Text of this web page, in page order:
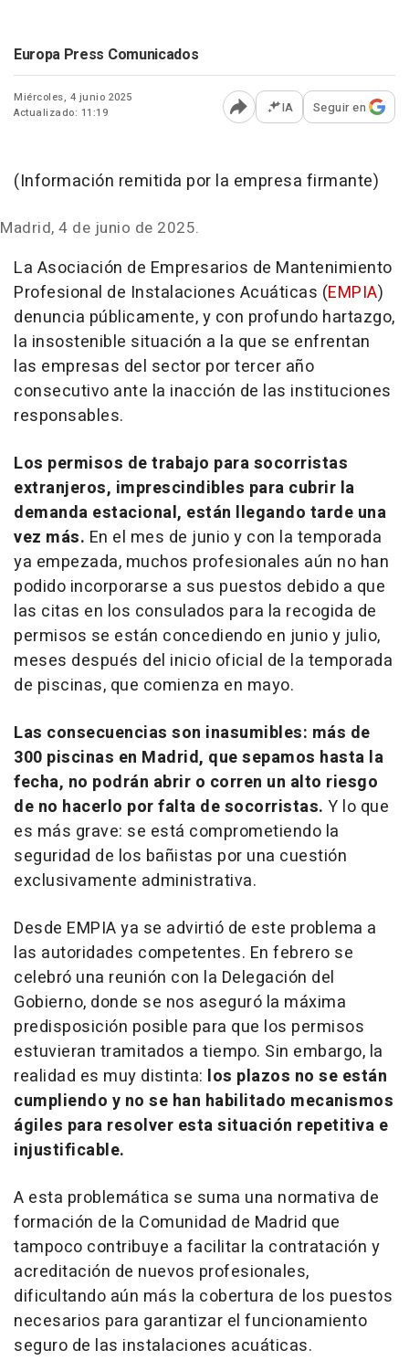
Europa Press Comunicados
Miércoles, 4 junio 2025
Actualizado: 11:19
Abrir opciones para
IA Seguir en
(Información remitida por la empresa firmante)
Madrid, 4 de junio de 2025.
La Asociación de Empresarios de Mantenimiento
Profesional de Instalaciones Acuáticas (EMPIA)
denuncia públicamente, y con profundo hartazgo,
la insostenible situación a la que se enfrentan
las empresas del sector por tercer año
consecutivo ante la inacción de las instituciones
responsables.
Los permisos de trabajo para socorristas
extranjeros, imprescindibles para cubrir la
demanda estacional, están llegando tarde una
vez más. En el mes de junio y con la temporada
ya empezada, muchos profesionales aún no han
podido incorporarse a sus puestos debido a que
las citas en los consulados para la recogida de
permisos se están concediendo en junio y julio,
meses después del inicio oficial de la temporada
de piscinas, que comienza en mayo.
Las consecuencias son inasumibles: más de
300 piscinas en Madrid, que sepamos hasta la
fecha, no podrán abrir o corren un alto riesgo
de no hacerlo por falta de socorristas. Y lo que
es más grave: se está comprometiendo la
seguridad de los bañistas por una cuestión
exclusivamente administrativa.
Desde EMPIA ya se advirtió de este problema a
las autoridades competentes. En febrero se
celebró una reunión con la Delegación del
Gobierno, donde se nos aseguró la máxima
predisposición posible para que los permisos
estuvieran tramitados a tiempo. Sin embargo, la
realidad es muy distinta: los plazos no se están
cumpliendo y no se han habilitado mecanismos
ágiles para resolver esta situación repetitiva e
injustificable.
A esta problemática se suma una normativa de
formación de la Comunidad de Madrid que
tampoco contribuye a facilitar la contratación y
acreditación de nuevos profesionales,
dificultando aún más la cobertura de los puestos
necesarios para garantizar el funcionamiento
seguro de las instalaciones acuáticas.